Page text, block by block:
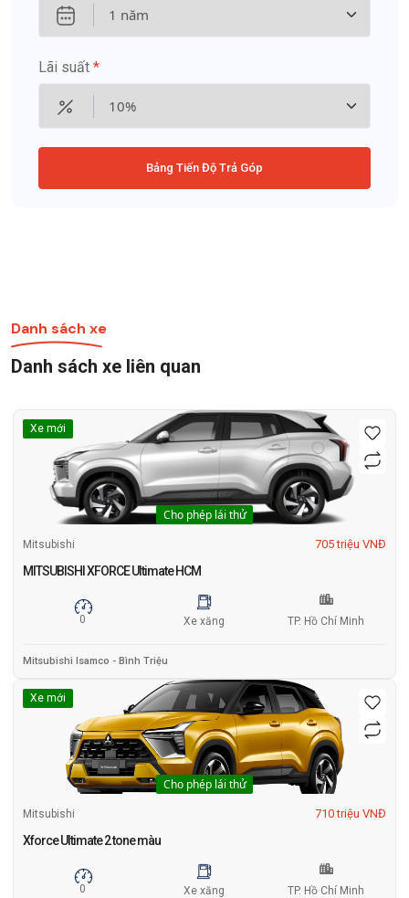
Lãi suất *
Bảng Tiến Độ Trả Góp
Danh sách xe
Danh sách xe liên quan
Xe mới
Cho phép lái thử
Mitsubishi 705 triệu VNĐ
MITSUBISHI XFORCE Ultimate HCM
0 Xe xăng TP. Hồ Chí Minh
Mitsubishi Isamco - Bình Triệu
Xe mới
Cho phép lái thử
Mitsubishi 710 triệu VNĐ
Xforce Ultimate 2 tone màu
0 Xe xăng TP. Hồ Chí Minh